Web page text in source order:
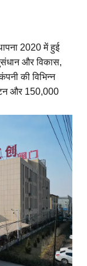
2020 में हुई
और विकास,
की विभिन्न
टन और 150,000